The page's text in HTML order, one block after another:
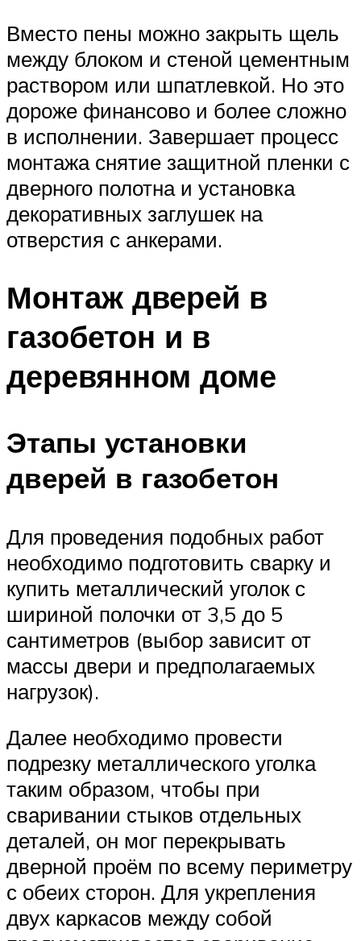
Вместо пены можно закрыть щель
между блоком и стеной цементным
раствором или шпатлевкой. Но это
дороже финансово и более сложно
в исполнении. Завершает процесс
монтажа снятие защитной пленки с
дверного полотна и установка
декоративных заглушек на
отверстия с анкерами.
Монтаж дверей в
газобетон и в
деревянном доме
Этапы установки
дверей в газобетон
Для проведения подобных работ
необходимо подготовить сварку и
купить металлический уголок с
шириной полочки от 3,5 до 5
сантиметров (выбор зависит от
массы двери и предполагаемых
нагрузок).
Далее необходимо провести
подрезку металлического уголка
таким образом, чтобы при
сваривании стыков отдельных
деталей, он мог перекрывать
дверной проём по всему периметру
с обеих сторон. Для укрепления
двух каркасов между собой